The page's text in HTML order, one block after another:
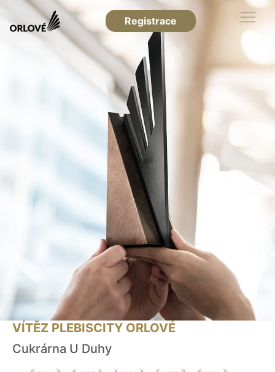
Registrace
VÍTĚZ PLEBISCITY ORLOVÉ
Cukrárna U Duhy